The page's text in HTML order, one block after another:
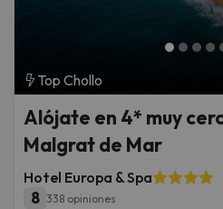
Top Chollo
Alójate en 4* muy
Malgrat de Mar
Hotel Europa & Spa
8 338 opiniones